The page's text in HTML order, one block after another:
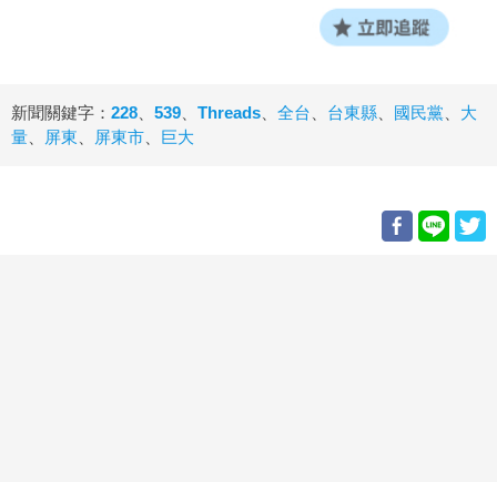
新聞關鍵字： 228、 539、 Threads、 全台、 台東縣、 國民黨、 大
量、 屏東、 屏東市、 巨大